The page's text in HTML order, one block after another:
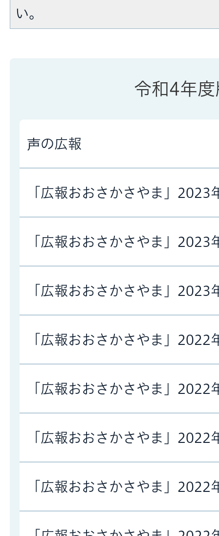
い。
令和4年度
声の広報
「広報おおさかさやま」2023
「広報おおさかさやま」2023
「広報おおさかさやま」2023
「広報おおさかさやま」2022
「広報おおさかさやま」2022
「広報おおさかさやま」2022
「広報おおさかさやま」2022